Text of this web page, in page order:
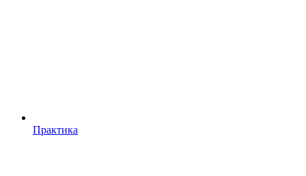
Практика
Практика